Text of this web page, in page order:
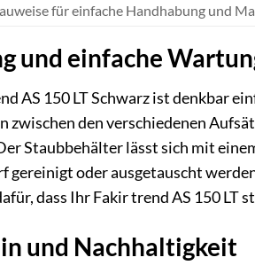
für einfache Handhabung und
und einfache
AS 150 LT Schwarz ist denkbar
zwischen den verschiedenen
Staubbehälter lässt sich mit
gereinigt oder ausgetauscht
dass Ihr Fakir trend AS 150 LT
und Nachhaltigkeit